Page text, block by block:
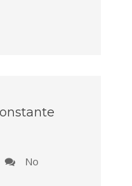
No